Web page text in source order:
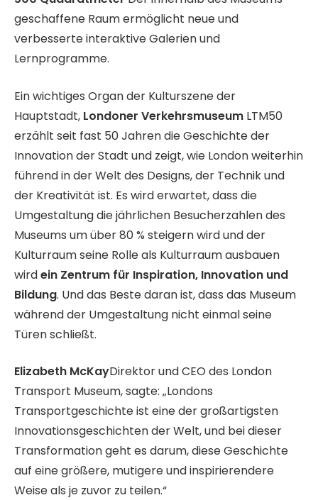
geschaffene Raum ermöglicht neue und
verbesserte interaktive Galerien und
Lernprogramme.
Ein wichtiges Organ der Kulturszene der
Hauptstadt, Londoner Verkehrsmuseum LTM50
erzählt seit fast 50 Jahren die Geschichte der
Innovation der Stadt und zeigt, wie London weiterhin
führend in der Welt des Designs, der Technik und
der Kreativität ist. Es wird erwartet, dass die
Umgestaltung die jährlichen Besucherzahlen des
Museums um über 80 % steigern wird und der
Kulturraum seine Rolle als Kulturraum ausbauen
wirdein Zentrum für Inspiration, Innovation und
Bildung. Und das Beste daran ist, dass das Museum
während der Umgestaltung nicht einmal seine
Türen schließt.
Elizabeth McKayDirektor und CEO des London
Transport Museum, sagte: „Londons
Transportgeschichte ist eine der großartigsten
Innovationsgeschichten der Welt, und bei dieser
Transformation geht es darum, diese Geschichte
auf eine größere, mutigere und inspirierendere
Weise als je zuvor zu teilen.“